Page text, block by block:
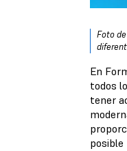
Foto
En
todos
tener
posible